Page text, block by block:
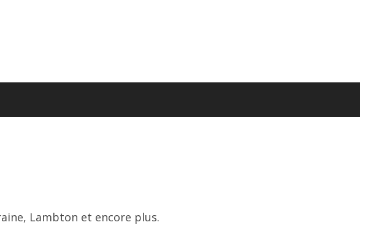
Lambton et encore plus.